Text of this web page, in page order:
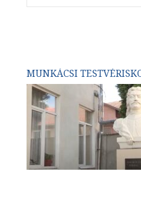
MUNKÁCSI